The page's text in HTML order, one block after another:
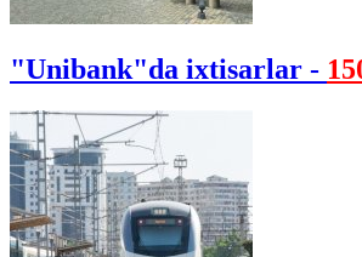
"Unibank"da ixtisarlar -